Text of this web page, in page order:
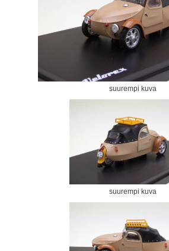
suurempi kuva
suurempi kuva